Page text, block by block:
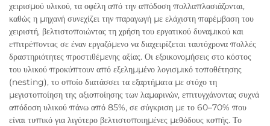
χειρισμού υλικού, τα οφέλη από την απόδοση πολλαπλασιάζονται,
καθώς η μηχανή συνεχίζει την παραγωγή με ελάχιστη παρέμβαση του
χειριστή, βελτιστοποιώντας τη χρήση του εργατικού δυναμικού και
επιτρέποντας σε έναν εργαζόμενο να διαχειρίζεται ταυτόχρονα πολλές
δραστηριότητες προστιθέμενης αξίας. Οι εξοικονομήσεις στο κόστος
του υλικού προκύπτουν από εξελημμένο λογισμικό τοποθέτησης
(nesting), το οποίο διατάσσει τα εξαρτήματα με στόχο τη
μεγιστοποίηση της αξιοποίησης των λαμαρινών, επιτυγχάνοντας συχνά
απόδοση υλικού πάνω από 85%, σε σύγκριση με το 60–70% που
είναι τυπικό για λιγότερο βελτιστοποιημένες μεθόδους κοπής. Το